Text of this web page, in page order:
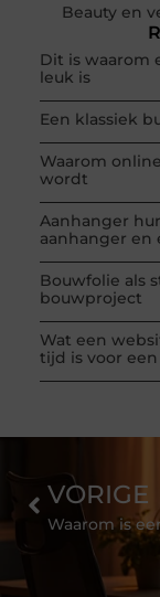
Beauty en
Dit is waarom
leuk is
Een klassiek
Waarom
wordt
Aanhanger
aanhanger en
Bouwfolie als
bouwproject
Wat een
tijd is voor
VORIGE